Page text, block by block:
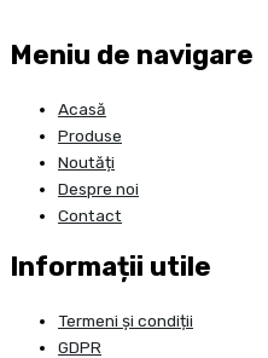
Meniu de navigare
Acasă
Produse
Noutăți
Despre noi
Contact
Informații utile
Termeni și condiții
GDPR